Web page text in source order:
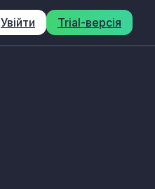
Увійти Trial-версія